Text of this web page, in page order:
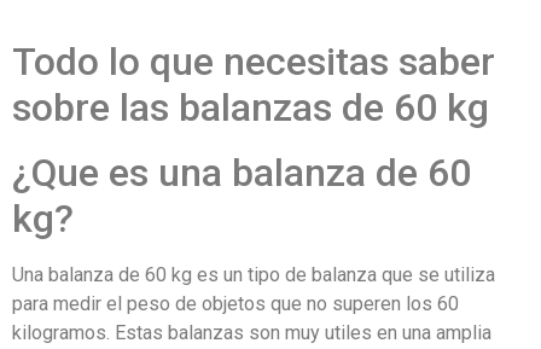
Todo lo que necesitas saber
sobre las balanzas de 60 kg
¿Que es una balanza de 60
kg?
Una balanza de 60 kg es un tipo de balanza que se utiliza
para medir el peso de objetos que no superen los 60
kilogramos. Estas balanzas son muy utiles en una amplia